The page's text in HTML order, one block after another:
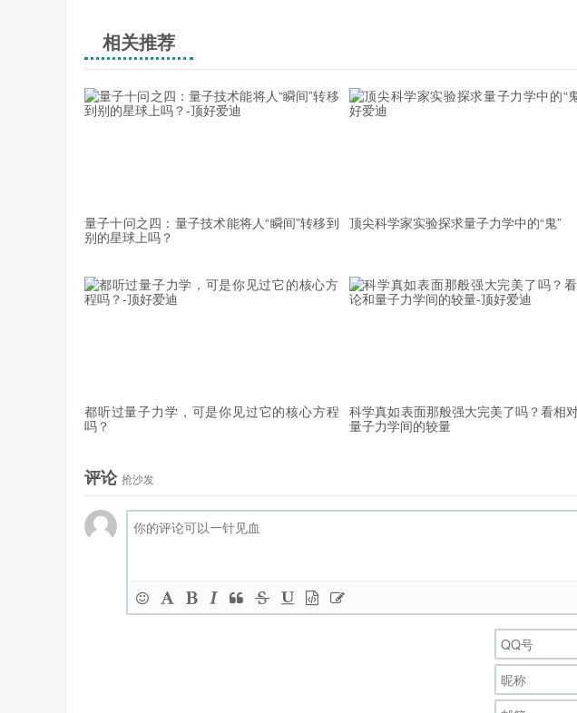
△ 对中子星附近的偏振测量。（图片来源：Mignani et al. 论文中的图3）
的脉冲星，我们根本就不会有任何机会可以观测到。我们想要测量的光的类型，
早在1936年，海森堡和欧拉使用量子电动力学（QED）就预言了真空双折射的
未来，我们可以通过观测X-射线，进一步强有力的证明真空双折射现象。虽然
这是量子力学的又一次胜利。
相关推荐
量子十问之四：量子技术能将人“瞬间”转移到
别的星球上吗？
顶尖科学家实验探求量子力学中的“鬼”
都听过量子力学，可是你见过它的核心方程
吗？
科学真如表面那般强大完美了吗？看相
量子力学间的较量
评论 抢沙发